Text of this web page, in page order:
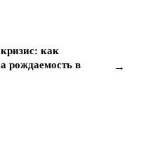
как
рождаемость в
→